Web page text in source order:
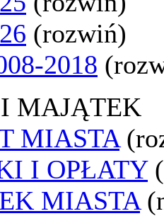
(rozwiń)
2018
MAJĄTEK
MIASTA
I OPŁATY
MIASTA